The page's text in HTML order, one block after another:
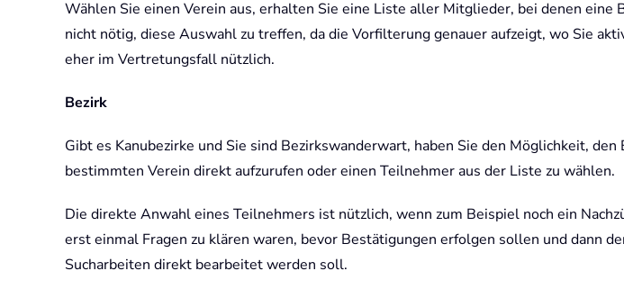
Wählen Sie einen Verein aus, erhalten Sie eine Liste aller Mitglieder, bei denen eine
nicht nötig, diese Auswahl zu treffen, da die Vorfilterung genauer aufzeigt, wo Sie
eher im Vertretungsfall nützlich.
Bezirk
Gibt es Kanubezirke und Sie sind Bezirkswanderwart, haben Sie den Möglichkeit, den
bestimmten Verein direkt aufzurufen oder einen Teilnehmer aus der Liste zu wählen.
Die direkte Anwahl eines Teilnehmers ist nützlich, wenn zum Beispiel noch ein
erst einmal Fragen zu klären waren, bevor Bestätigungen erfolgen sollen und dann
Sucharbeiten direkt bearbeitet werden soll.